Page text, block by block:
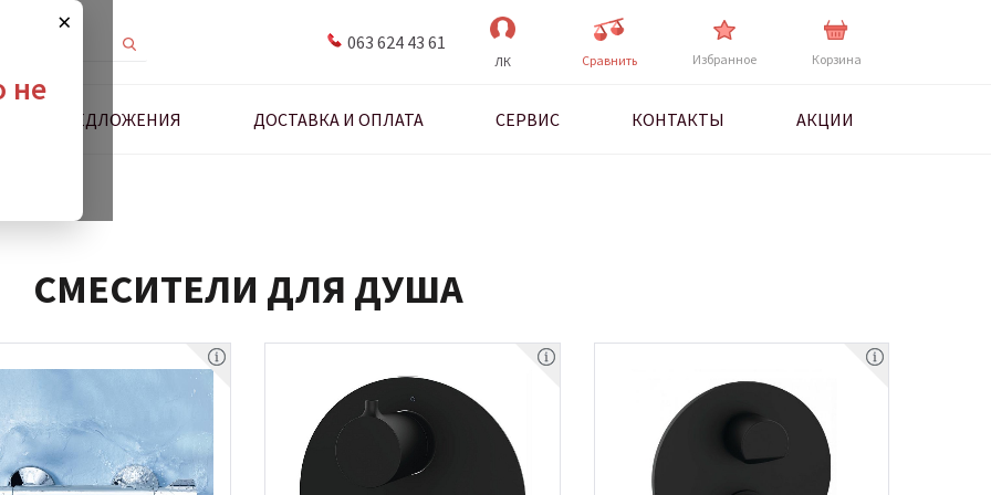
×
не
063 624 43 61
ЛК Cравнить Избранное Корзина
ПРЕДЛОЖЕНИЯ ДОСТАВКА И ОПЛАТА СЕРВИС КОНТАКТЫ АКЦИИ
СМЕСИТЕЛИ ДЛЯ ДУША